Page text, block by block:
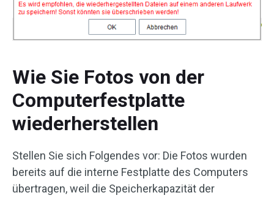
Wie Sie Fotos von der
Computerfestplatte
wiederherstellen
Stellen Sie sich Folgendes vor: Die Fotos wurden
bereits auf die interne Festplatte des Computers
übertragen, weil die Speicherkapazität der